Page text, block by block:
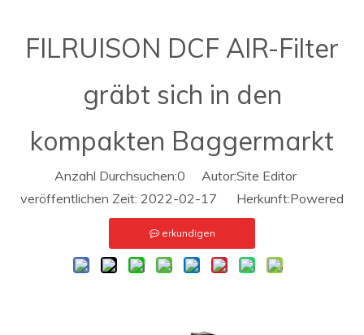
FILRUISON DCF AIR-Filter
gräbt sich in den
kompakten Baggermarkt
Anzahl Durchsuchen:0 Autor:Site Editor
veröffentlichen Zeit: 2022-02-17 Herkunft:Powered
erkundigen